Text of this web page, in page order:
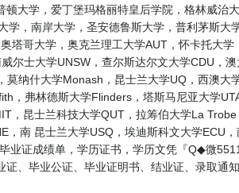
大学，爱丁堡玛格丽特皇后学院，格林威治
，南岸大学，圣安德鲁斯大学，普利茅斯
塔哥大学，奥克兰理工大学AUT，怀卡托大
尔士大学UNSW，查尔斯达尔文大学CDU，
纳什大学Monash，昆士兰大学UQ，西澳大
，弗林德斯大学Flinders，塔斯马尼亚大学
，昆士兰科技大学QUT，拉筹伯大学La
南 昆士兰大学USQ，埃迪斯科文大学ECU
业证成绩单，学历证书，学历文凭『Q◆微
、毕业公证、毕业证明书、结业证、录取通